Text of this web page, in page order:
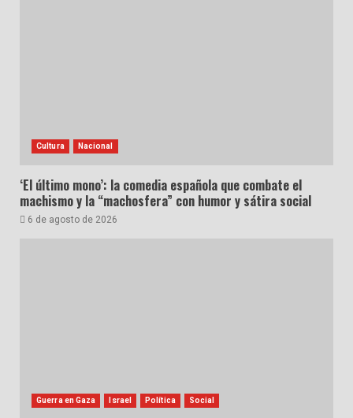
Cultura Nacional
‘El último mono’: la comedia española que combate el
machismo y la “machosfera” con humor y sátira social
6 de agosto de 2026
Guerra en Gaza Israel Política Social